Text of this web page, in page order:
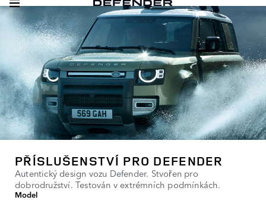
PŘÍSLUŠENSTVÍ PRO DEFENDER
Autentický design vozu Defender. Stvořen pro
dobrodružství. Testován v extrémních podmínkách.
Model